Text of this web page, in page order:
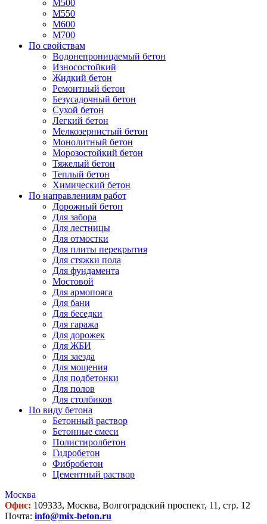
М500
М550
М600
М700
По свойствам
Водонепроницаемый бетон
Износостойкий
Жидкий бетон
Ремонтный бетон
Безусадочный бетон
Сухой бетон
Легкий бетон
Мелкозернистый бетон
Монолитный бетон
Морозостойкий бетон
Тяжелый бетон
Теплый бетон
Химический бетон
По направлениям работ
Дорожный бетон
Для забора
Для лестницы
Для отмостки
Для плиты перекрытия
Для стяжки пола
Для фундамента
Мостовой
Для армопояса
Для бани
Для беседки
Для гаража
Для дорожек
Для ЖБИ
Для заезда
Для мощения
Для подбетонки
Для полов
Для столбиков
По виду бетона
Бетонный раствор
Бетонные смеси
Полистиролбетон
Гидробетон
Фибробетон
Цементный раствор
Москва
Офис: 109333, Москва, Волгоградский проспект, 11, стр. 12
Почта: info@mix-beton.ru